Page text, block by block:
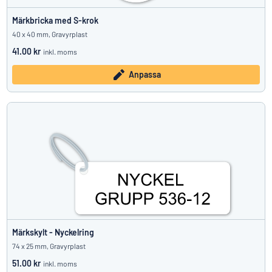
Märkbricka med S-krok
40 x 40 mm, Gravyrplast
41.00 kr inkl. moms
Anpassa
Märkskylt - Nyckelring
74 x 25 mm, Gravyrplast
51.00 kr inkl. moms